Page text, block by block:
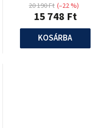
15 748 Ft
20 190 Ft (–22 %)
KOSÁRBA